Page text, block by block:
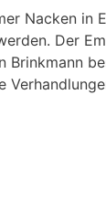
Nacken in
Der
Brinkmann